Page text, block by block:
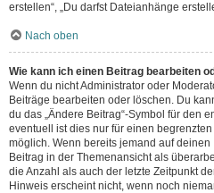
erstellen“, „Du darfst Dateianhänge
Nach oben
Wie kann ich einen Beitrag bearbeiten
Wenn du nicht Administrator oder
Beiträge bearbeiten oder löschen. Du
du das „Ändere Beitrag“-Symbol für den
eventuell ist dies nur für einen
möglich. Wenn bereits jemand auf
Beitrag in der Themenansicht als
die Anzahl als auch der letzte Zeitpunkt
Hinweis erscheint nicht, wenn noch